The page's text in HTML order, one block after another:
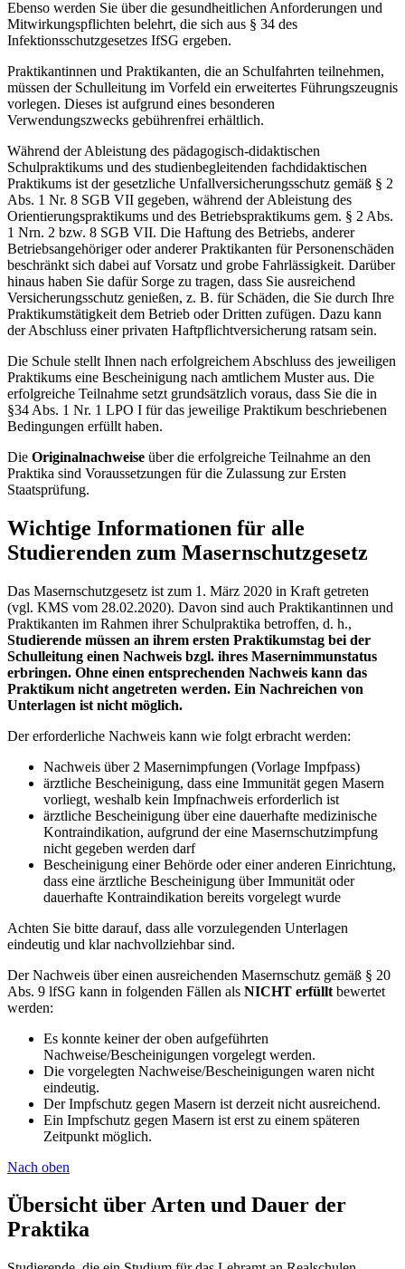
Ebenso werden Sie über die gesundheitlichen Anforderungen und
Mitwirkungspflichten belehrt, die sich aus § 34 des
Infektionsschutzgesetzes IfSG ergeben.
Praktikantinnen und Praktikanten, die an Schulfahrten teilnehmen,
müssen der Schulleitung im Vorfeld ein erweitertes Führungszeugnis
vorlegen. Dieses ist aufgrund eines besonderen
Verwendungszwecks gebührenfrei erhältlich.
Während der Ableistung des pädagogisch-didaktischen
Schulpraktikums und des studienbegleitenden fachdidaktischen
Praktikums ist der gesetzliche Unfallversicherungsschutz gemäß § 2
Abs. 1 Nr. 8 SGB VII gegeben, während der Ableistung des
Orientierungspraktikums und des Betriebspraktikums gem. § 2 Abs.
1 Nrn. 2 bzw. 8 SGB VII. Die Haftung des Betriebs, anderer
Betriebsangehöriger oder anderer Praktikanten für Personenschäden
beschränkt sich dabei auf Vorsatz und grobe Fahrlässigkeit. Darüber
hinaus haben Sie dafür Sorge zu tragen, dass Sie ausreichend
Versicherungsschutz genießen, z. B. für Schäden, die Sie durch Ihre
Praktikumstätigkeit dem Betrieb oder Dritten zufügen. Dazu kann
der Abschluss einer privaten Haftpflichtversicherung ratsam sein.
Die Schule stellt Ihnen nach erfolgreichem Abschluss des jeweiligen
Praktikums eine Bescheinigung nach amtlichem Muster aus. Die
erfolgreiche Teilnahme setzt grundsätzlich voraus, dass Sie die in
§34 Abs. 1 Nr. 1 LPO I für das jeweilige Praktikum beschriebenen
Bedingungen erfüllt haben.
Die Originalnachweise über die erfolgreiche Teilnahme an den
Praktika sind Voraussetzungen für die Zulassung zur Ersten
Staatsprüfung.
Wichtige Informationen für alle
Studierenden zum Masernschutzgesetz
Das Masernschutzgesetz ist zum 1. März 2020 in Kraft getreten
(vgl. KMS vom 28.02.2020). Davon sind auch Praktikantinnen und
Praktikanten im Rahmen ihrer Schulpraktika betroffen, d. h.,
Studierende müssen an ihrem ersten Praktikumstag bei der
Schulleitung einen Nachweis bzgl. ihres Masernimmunstatus
erbringen. Ohne einen entsprechenden Nachweis kann das
Praktikum nicht angetreten werden. Ein Nachreichen von
Unterlagen ist nicht möglich.
Der erforderliche Nachweis kann wie folgt erbracht werden:
Nachweis über 2 Masernimpfungen (Vorlage Impfpass)
ärztliche Bescheinigung, dass eine Immunität gegen Masern
vorliegt, weshalb kein Impfnachweis erforderlich ist
ärztliche Bescheinigung über eine dauerhafte medizinische
Kontraindikation, aufgrund der eine Masernschutzimpfung
nicht gegeben werden darf
Bescheinigung einer Behörde oder einer anderen Einrichtung,
dass eine ärztliche Bescheinigung über Immunität oder
dauerhafte Kontraindikation bereits vorgelegt wurde
Achten Sie bitte darauf, dass alle vorzulegenden Unterlagen
eindeutig und klar nachvollziehbar sind.
Der Nachweis über einen ausreichenden Masernschutz gemäß § 20
Abs. 9 lfSG kann in folgenden Fällen als NICHT erfüllt bewertet
werden:
Es konnte keiner der oben aufgeführten
Nachweise/Bescheinigungen vorgelegt werden.
Die vorgelegten Nachweise/Bescheinigungen waren nicht
eindeutig.
Der Impfschutz gegen Masern ist derzeit nicht ausreichend.
Ein Impfschutz gegen Masern ist erst zu einem späteren
Zeitpunkt möglich.
Nach oben
Übersicht über Arten und Dauer der
Praktika